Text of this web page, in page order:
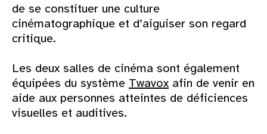
de se constituer une culture
cinématographique et d’aiguiser son regard
critique.
Les deux salles de cinéma sont également
équipées du système Twavox afin de venir en
aide aux personnes atteintes de déficiences
visuelles et auditives.